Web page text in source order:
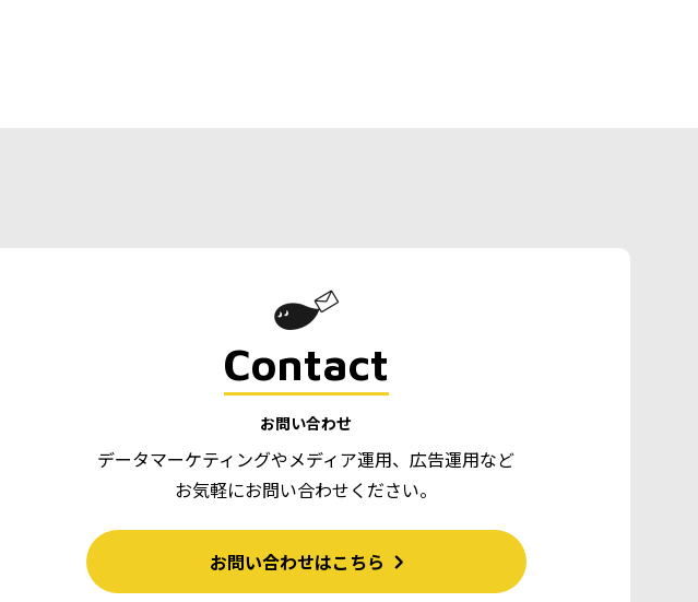
Contact
お問い合わせ
データマーケティングやメディア運用、広告運用など
お気軽にお問い合わせください。
お問い合わせはこちら